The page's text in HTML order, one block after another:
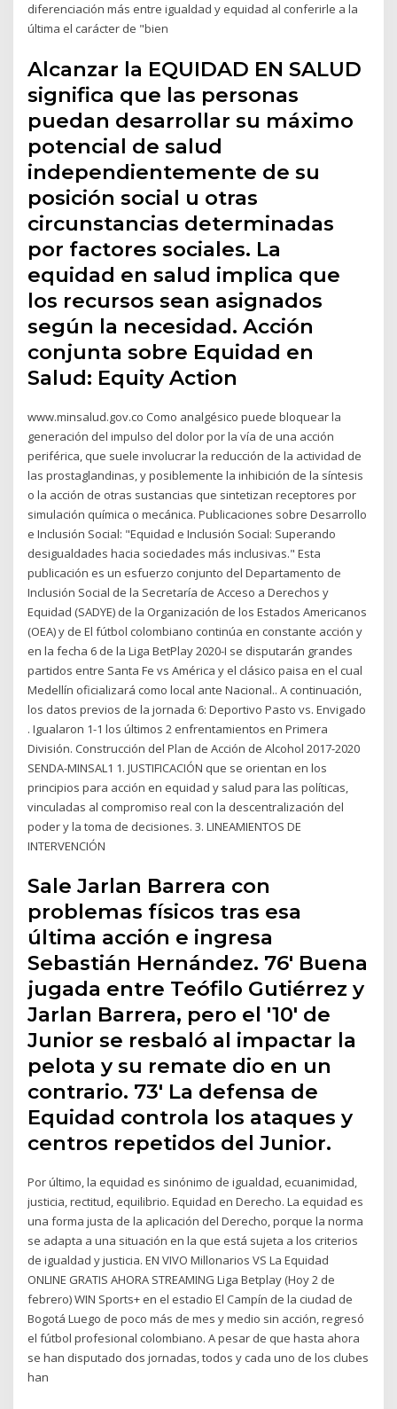
diferenciación más entre igualdad y equidad al conferirle a la
última el carácter de "bien
Alcanzar la EQUIDAD EN SALUD
significa que las personas
puedan desarrollar su máximo
potencial de salud
independientemente de su
posición social u otras
circunstancias determinadas
por factores sociales. La
equidad en salud implica que
los recursos sean asignados
según la necesidad. Acción
conjunta sobre Equidad en
Salud: Equity Action
www.minsalud.gov.co Como analgésico puede bloquear la
generación del impulso del dolor por la vía de una acción
periférica, que suele involucrar la reducción de la actividad de
las prostaglandinas, y posiblemente la inhibición de la síntesis
o la acción de otras sustancias que sintetizan receptores por
simulación química o mecánica. Publicaciones sobre Desarrollo
e Inclusión Social: "Equidad e Inclusión Social: Superando
desigualdades hacia sociedades más inclusivas." Esta
publicación es un esfuerzo conjunto del Departamento de
Inclusión Social de la Secretaría de Acceso a Derechos y
Equidad (SADYE) de la Organización de los Estados Americanos
(OEA) y de El fútbol colombiano continúa en constante acción y
en la fecha 6 de la Liga BetPlay 2020-I se disputarán grandes
partidos entre Santa Fe vs América y el clásico paisa en el cual
Medellín oficializará como local ante Nacional.. A continuación,
los datos previos de la jornada 6: Deportivo Pasto vs. Envigado
. Igualaron 1-1 los últimos 2 enfrentamientos en Primera
División. Construcción del Plan de Acción de Alcohol 2017-2020
SENDA-MINSAL1 1. JUSTIFICACIÓN que se orientan en los
principios para acción en equidad y salud para las políticas,
vinculadas al compromiso real con la descentralización del
poder y la toma de decisiones. 3. LINEAMIENTOS DE
INTERVENCIÓN
Sale Jarlan Barrera con
problemas físicos tras esa
última acción e ingresa
Sebastián Hernández. 76' Buena
jugada entre Teófilo Gutiérrez y
Jarlan Barrera, pero el '10' de
Junior se resbaló al impactar la
pelota y su remate dio en un
contrario. 73' La defensa de
Equidad controla los ataques y
centros repetidos del Junior.
Por último, la equidad es sinónimo de igualdad, ecuanimidad,
justicia, rectitud, equilibrio. Equidad en Derecho. La equidad es
una forma justa de la aplicación del Derecho, porque la norma
se adapta a una situación en la que está sujeta a los criterios
de igualdad y justicia. EN VIVO Millonarios VS La Equidad
ONLINE GRATIS AHORA STREAMING Liga Betplay (Hoy 2 de
febrero) WIN Sports+ en el estadio El Campín de la ciudad de
Bogotá Luego de poco más de mes y medio sin acción, regresó
el fútbol profesional colombiano. A pesar de que hasta ahora
se han disputado dos jornadas, todos y cada uno de los clubes
han